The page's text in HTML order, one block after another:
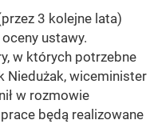
3 kolejne lata)
ustawy.
w których potrzebne
Niedużak, wiceminister
w rozmowie
będą realizowane